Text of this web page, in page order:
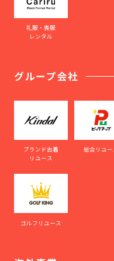
礼服・喪服
レンタル
グループ会社
ブランド古着
リユース
総合リユー
ゴルフリユース